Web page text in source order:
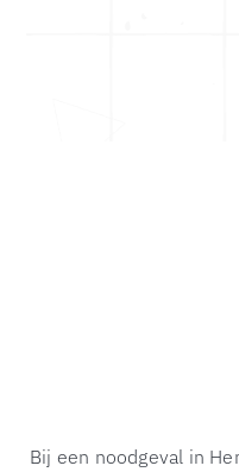
Bij een noodgeval in